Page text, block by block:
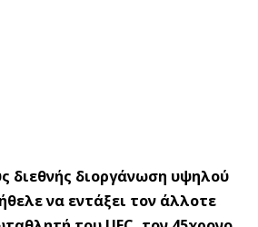
διεθνής διοργάνωση υψηλού
να εντάξει τον άλλοτε